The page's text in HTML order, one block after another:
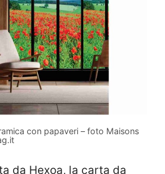
con papaveri – foto Maisons
da Hexoa, la carta da